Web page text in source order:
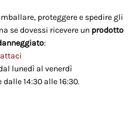
proteggere e spedire gli
se dovessi ricevere un prodotto
:
lunedì al venerdì
14:30 alle 16:30.